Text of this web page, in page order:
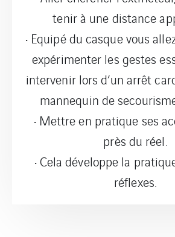
tenir à une distance
• Equipé du casque vous
expérimenter les gestes
intervenir lors d’un arrêt
mannequin de
• Mettre en pratique ses
près du réel.
• Cela développe la
réflexes.